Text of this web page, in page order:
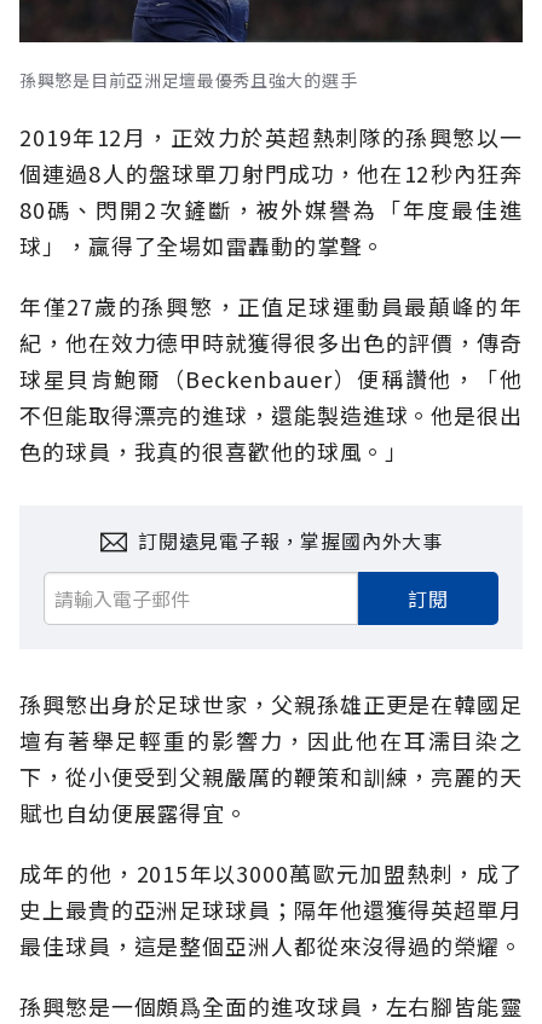
孫興慜是目前亞洲足壇最優秀且強大的選手
2019年12月，正效力於英超熱刺隊的孫興慜以一
個連過8人的盤球單刀射門成功，他在12秒內狂奔
80碼、閃開2次鏟斷，被外媒譽為「年度最佳進
球」，贏得了全場如雷轟動的掌聲。
年僅27歲的孫興慜，正值足球運動員最顛峰的年
紀，他在效力德甲時就獲得很多出色的評價，傳奇
球星貝肯鮑爾（Beckenbauer）便稱讚他，「他
不但能取得漂亮的進球，還能製造進球。他是很出
色的球員，我真的很喜歡他的球風。」
訂閱遠見電子報，掌握國內外大事
訂閱
孫興慜出身於足球世家，父親孫雄正更是在韓國足
壇有著舉足輕重的影響力，因此他在耳濡目染之
下，從小便受到父親嚴厲的鞭策和訓練，亮麗的天
賦也自幼便展露得宜。
成年的他，2015年以3000萬歐元加盟熱刺，成了
史上最貴的亞洲足球球員；隔年他還獲得英超單月
最佳球員，這是整個亞洲人都從來沒得過的榮耀。
孫興慜是一個頗爲全面的進攻球員，左右腳皆能靈